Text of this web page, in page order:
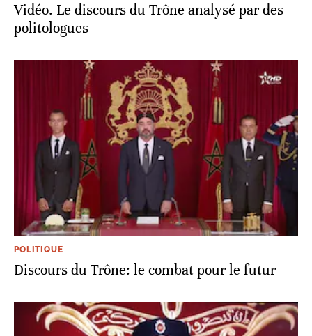
Vidéo. Le discours du Trône analysé par des
politologues
POLITIQUE
Discours du Trône: le combat pour le futur